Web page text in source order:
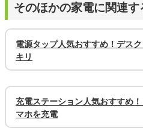
そのほかの家電に関連す
電源タップ人気おすすめ！デス
キリ
充電ステーション人気おすすめ
マホを充電